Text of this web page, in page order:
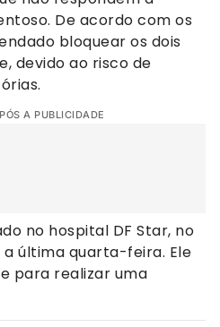
De acordo com os
bloquear os dois
devido ao risco de
A PUBLICIDADE
no hospital DF Star, no
última quarta-feira. Ele
para realizar uma